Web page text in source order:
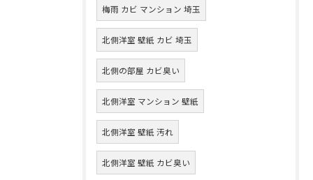
梅雨 カビ マンション 埼玉
北側洋室 壁紙 カビ 埼玉
北側の部屋 カビ臭い
北側洋室 マンション 壁紙
北側洋室 壁紙 汚れ
北側洋室 壁紙 カビ臭い